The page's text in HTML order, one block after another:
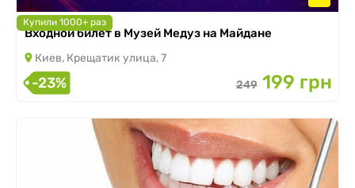
Купили 1000+ раз
Входной билет в Музей Медуз на Майдане
Киев, Крещатик улица, 7
-23% 249 199 грн